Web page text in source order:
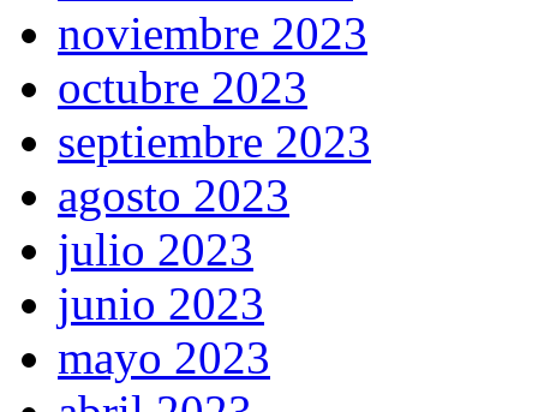
noviembre 2023
octubre 2023
septiembre 2023
agosto 2023
julio 2023
junio 2023
mayo 2023